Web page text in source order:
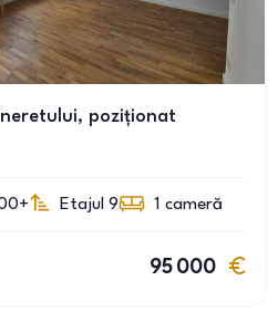
poziționat
Etajul 9 1 cameră
95 000